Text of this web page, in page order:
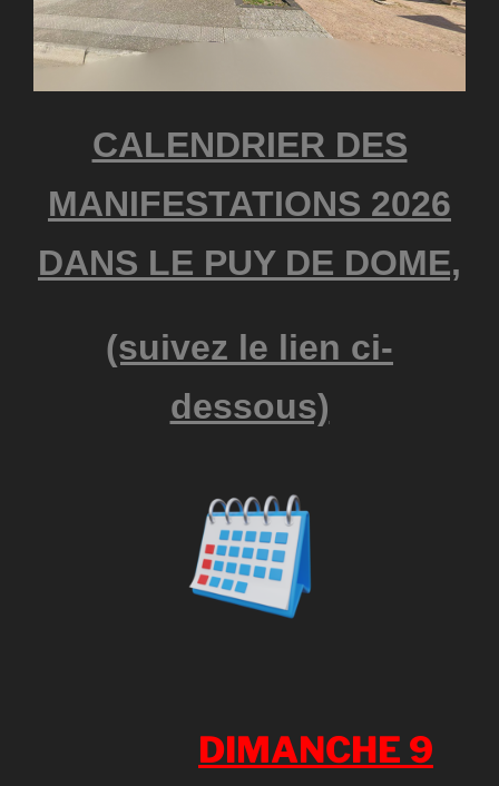
CALENDRIER DES
MANIFESTATIONS 2026
DANS LE PUY DE DOME,
(suivez le lien ci-
dessous)
DIMANCHE 9